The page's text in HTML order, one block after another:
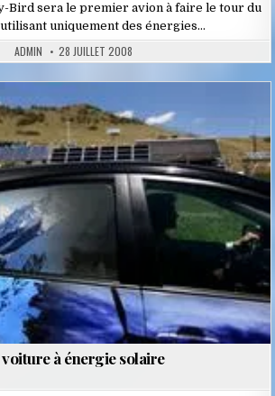
Bird sera le premier avion à faire le tour du
uniquement des énergies…
ADMIN 28 JUILLET 2008
Posted
in
à énergie solaire